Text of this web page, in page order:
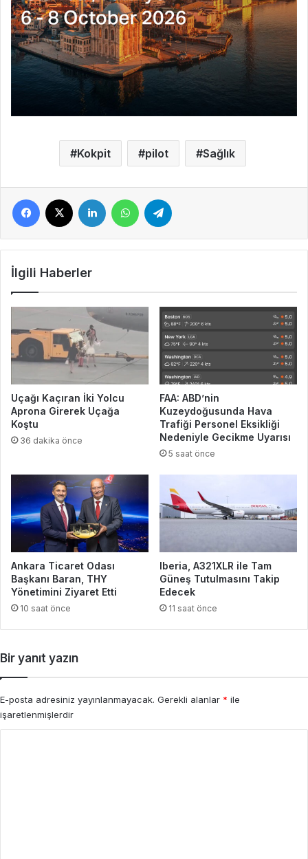
Kokpit pilot Sağlık
Facebook LinkedIn WhatsApp
İlgili Haberler
Uçağı Kaçıran İki Yolcu
Aprona Girerek Uçağa
Koştu
36 dakika önce
FAA: ABD’nin
Kuzeydoğusunda Hava
Trafiği Personel Eksikliği
Nedeniyle Gecikme Uyarısı
5 saat önce
Ankara Ticaret Odası
Başkanı Baran, THY
Yönetimini Ziyaret Etti
10 saat önce
Iberia, A321XLR ile Tam
Güneş Tutulmasını Takip
Edecek
11 saat önce
Bir yanıt yazın
E-posta adresiniz yayınlanmayacak. Gerekli alanlar * ile
işaretlenmişlerdir